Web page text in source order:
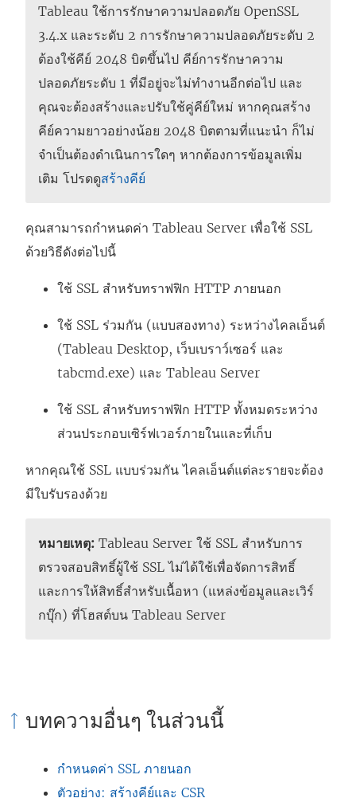
Tableau ใช้การรักษาความปลอดภัย OpenSSL
3.4.x และระดับ 2 การรักษาความปลอดภัยระดับ 2
ต้องใช้คีย์ 2048 บิตขึ้นไป คีย์การรักษาความ
ปลอดภัยระดับ 1 ที่มีอยู่จะไม่ทํางานอีกต่อไป และ
คุณจะต้องสร้างและปรับใช้คู่คีย์ใหม่ หากคุณสร้าง
คีย์ความยาวอย่างน้อย 2048 บิตตามที่แนะนํา ก็ไม่
จําเป็นต้องดําเนินการใดๆ หากต้องการข้อมูลเพิ่ม
เติม โปรดดูสร้างคีย์
คุณสามารถกำหนดค่า Tableau Server เพื่อใช้ SSL
ด้วยวิธีดังต่อไปนี้
ใช้ SSL สำหรับทราฟฟิก HTTP ภายนอก
ใช้ SSL ร่วมกัน (แบบสองทาง) ระหว่างไคลเอ็นต์
(Tableau Desktop, เว็บเบราว์เซอร์ และ
tabcmd.exe) และ Tableau Server
ใช้ SSL สำหรับทราฟฟิก HTTP ทั้งหมดระหว่าง
ส่วนประกอบเซิร์ฟเวอร์ภายในและที่เก็บ
หากคุณใช้ SSL แบบร่วมกัน ไคลเอ็นต์แต่ละรายจะต้อง
มีใบรับรองด้วย
หมายเหตุ: Tableau Server ใช้ SSL สำหรับการ
ตรวจสอบสิทธิ์ผู้ใช้ SSL ไม่ได้ใช้เพื่อจัดการสิทธิ์
และการให้สิทธิ์สำหรับเนื้อหา (แหล่งข้อมูลและเวิร์
กบุ๊ก) ที่โฮสต์บน Tableau Server
บทความอื่นๆ ในส่วนนี้
กำหนดค่า SSL ภายนอก
ตัวอย่าง: สร้างคีย์และ CSR